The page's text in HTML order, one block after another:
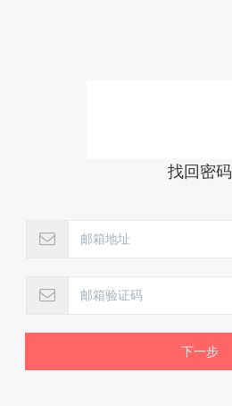
找回密码
下一步